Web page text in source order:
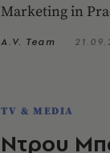
Marketing in
A.V. Team
TV & MEDIA
Ντρου